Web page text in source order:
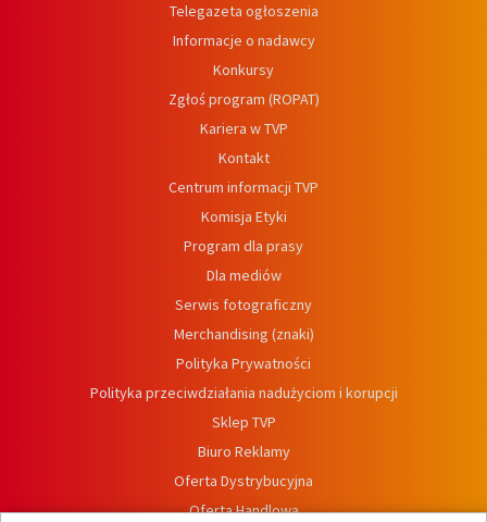
Telegazeta ogłoszenia
Informacje o nadawcy
Konkursy
Zgłoś program (ROPAT)
Kariera w TVP
Kontakt
Centrum informacji TVP
Komisja Etyki
Program dla prasy
Dla mediów
Serwis fotograficzny
Merchandising (znaki)
Polityka Prywatności
Polityka przeciwdziałania nadużyciom i korupcji
Sklep TVP
Biuro Reklamy
Oferta Dystrybucyjna
Oferta Handlowa